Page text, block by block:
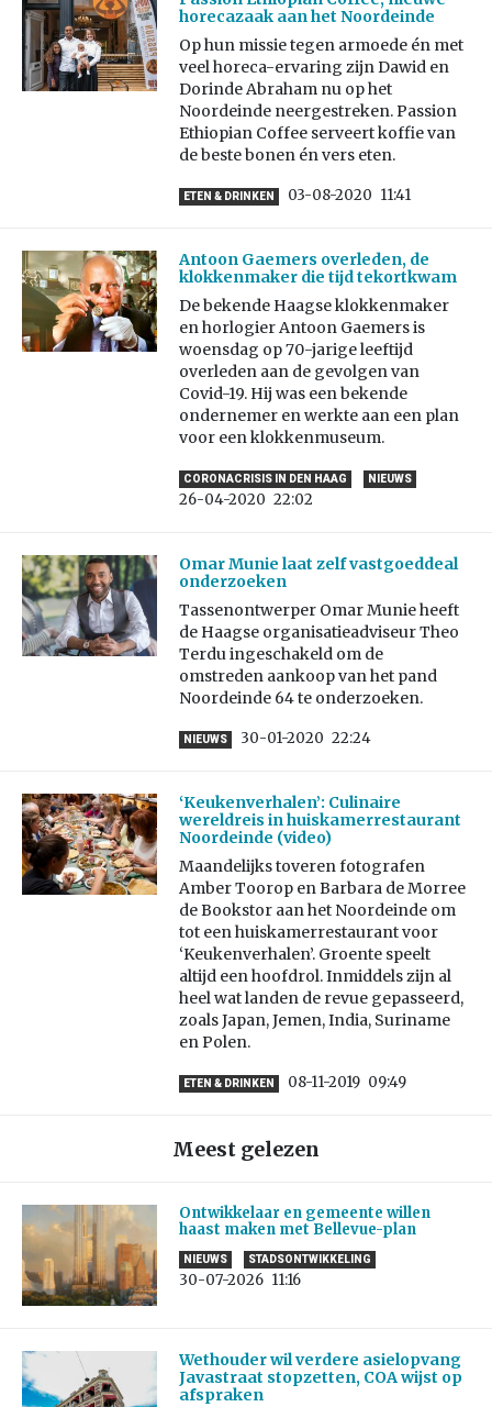
horecazaak aan het Noordeinde
Op hun missie tegen armoede én met
veel horeca-ervaring zijn Dawid en
Dorinde Abraham nu op het
Noordeinde neergestreken. Passion
Ethiopian Coffee serveert koffie van
de beste bonen én vers eten.
ETEN & DRINKEN 03-08-2020 11:41
Antoon Gaemers overleden, de
klokkenmaker die tijd tekortkwam
De bekende Haagse klokkenmaker
en horlogier Antoon Gaemers is
woensdag op 70-jarige leeftijd
overleden aan de gevolgen van
Covid-19. Hij was een bekende
ondernemer en werkte aan een plan
voor een klokkenmuseum.
CORONACRISIS IN DEN HAAG NIEUWS
26-04-2020 22:02
Omar Munie laat zelf vastgoeddeal
onderzoeken
Tassenontwerper Omar Munie heeft
de Haagse organisatieadviseur Theo
Terdu ingeschakeld om de
omstreden aankoop van het pand
Noordeinde 64 te onderzoeken.
NIEUWS 30-01-2020 22:24
‘Keukenverhalen’: Culinaire
wereldreis in huiskamerrestaurant
Noordeinde (video)
Maandelijks toveren fotografen
Amber Toorop en Barbara de Morree
de Bookstor aan het Noordeinde om
tot een huiskamerrestaurant voor
‘Keukenverhalen’. Groente speelt
altijd een hoofdrol. Inmiddels zijn al
heel wat landen de revue gepasseerd,
zoals Japan, Jemen, India, Suriname
en Polen.
ETEN & DRINKEN 08-11-2019 09:49
Meest gelezen
Ontwikkelaar en gemeente willen
haast maken met Bellevue-plan
NIEUWS STADSONTWIKKELING
30-07-2026 11:16
Wethouder wil verdere asielopvang
Javastraat stopzetten, COA wijst op
afspraken